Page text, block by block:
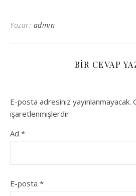
Yazar: admin
BIR CEVAP
E-posta adresiniz yayınlanmayacak.
işaretlenmişlerdir
Ad *
E-posta *